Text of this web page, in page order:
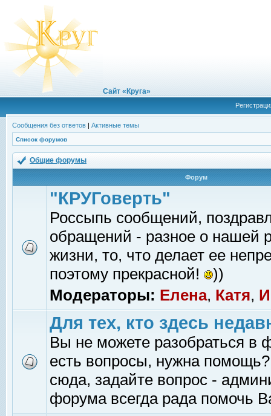
Сайт «Круга»
Сообщения без ответов | Активные темы
Список форумов
Общие форумы
Форум
"КРУГоверть"
Россыпь сообщений,
обращений - разное о нашей
жизни, то, что делает ее
поэтому прекрасной!
))
Модераторы: Елена, Катя,
Для тех, кто здесь
Вы не можете разобраться в
есть вопросы, нужна помощь?
сюда, задайте вопрос -
форума всегда рада помочь